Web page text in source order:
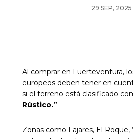
29 SEP, 2025
Al comprar en Fuerteventura,
europeos deben tener en
si el terreno está clasificado
Rústico.”
Zonas como Lajares, El Roque,